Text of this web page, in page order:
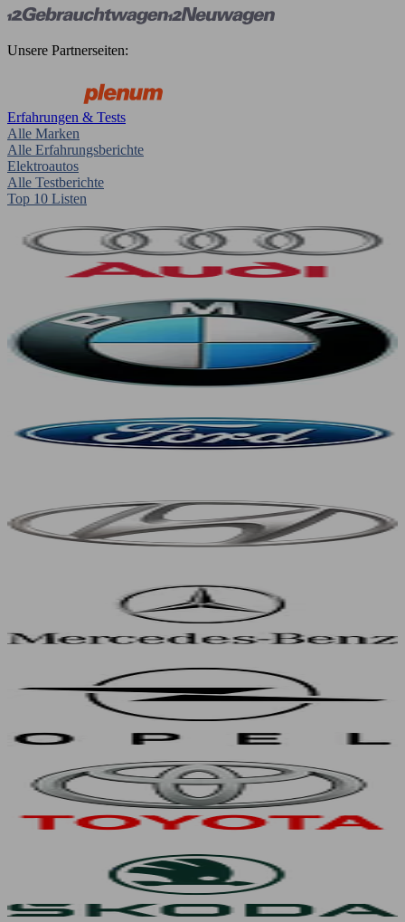
Unsere Partnerseiten:
Erfahrungen & Tests
Alle Marken
Alle Erfahrungsberichte
Elektroautos
Alle Testberichte
Top 10 Listen